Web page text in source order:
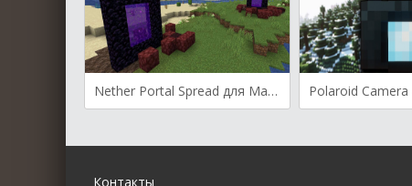
Nether Portal Spread для Майнкрафт [1.20.2, 1.20.1, 1.20]
Контакты